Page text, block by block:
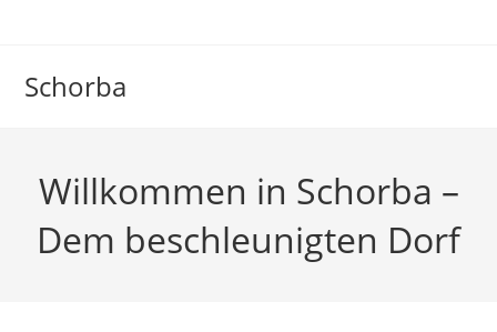
Schorba
Willkommen in Schorba –
Dem beschleunigten Dorf